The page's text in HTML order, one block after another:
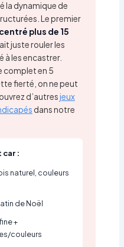
la dynamique de
Le premier
plus de 15
juste rouler les
à les encastrer.
complet en 5
fierté, on ne peut
d’autresjeux
dans notre
car :
naturel, couleurs
de Noël
+
couleurs